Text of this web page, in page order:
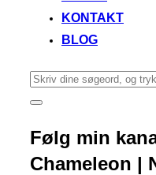
KONTAKT
BLOG
Søg
efter:
Slå
i
sidekolonne
til/fra
Følg min
Chameleon |